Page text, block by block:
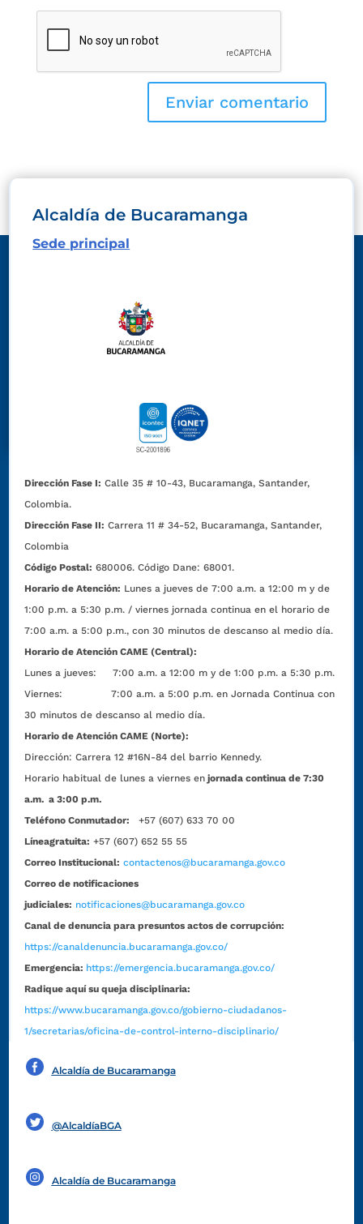
Alcaldía de Bucaramanga
Sede principal
Dirección Fase I: Calle 35 # 10-43, Bucaramanga, Santander,
Colombia.
Dirección Fase II: Carrera 11 # 34-52, Bucaramanga, Santander,
Colombia
Código Postal: 680006. Código Dane: 68001.
Horario de Atención: Lunes a jueves de 7:00 a.m. a 12:00 m y de
1:00 p.m. a 5:30 p.m. / viernes jornada continua en el horario de
7:00 a.m. a 5:00 p.m., con 30 minutos de descanso al medio día.
Horario de Atención CAME (Central):
Lunes a jueves: 7:00 a.m. a 12:00 m y de 1:00 p.m. a 5:30 p.m.
Viernes: 7:00 a.m. a 5:00 p.m. en Jornada Continua con
30 minutos de descanso al medio día.
Horario de Atención CAME (Norte):
Dirección:Carrera 12 #16N-84 del barrio Kennedy.
Horario habitual de lunes a viernes en jornada continua de 7:30
a.m. a 3:00 p.m.
Teléfono Conmutador:
+57 (607) 633 70 00
Líneagratuita: +57 (607) 652 55 55
Correo Institucional: contactenos@bucaramanga.gov.co
Correo de notificaciones
judiciales: notificaciones@bucaramanga.gov.co
Canal de denuncia para presuntos actos de corrupción:
https://canaldenuncia.bucaramanga.gov.co/
Emergencia: https://emergencia.bucaramanga.gov.co/
Radique aquí su queja disciplinaria:
https://www.bucaramanga.gov.co/gobierno-ciudadanos-
1/secretarias/oficina-de-control-interno-disciplinario/
Alcaldía de Bucaramanga
@AlcaldíaBGA
Alcaldía de Bucaramanga